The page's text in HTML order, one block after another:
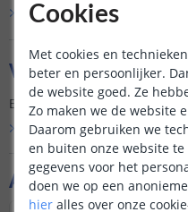
Aanvullende
Bekijk alle 0 reviews
Vraag & antwoord
Er is nog geen vraag gesteld
Bekijk alle Vraag &
Cookies
Met cookies en
beter en persoonlijker.
de website goed. Ze
Zo maken we de website
Daarom gebruiken we
en buiten onze website
gegevens voor het
doen we op een
hier alles over onze